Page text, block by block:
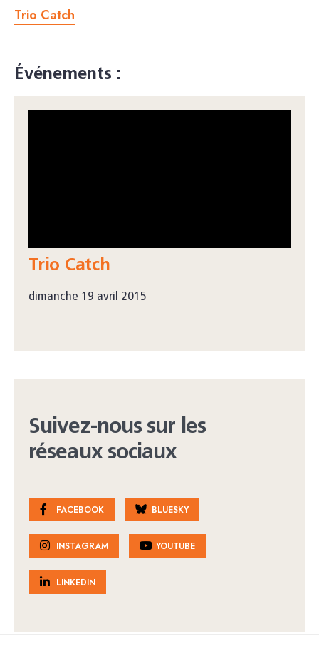
Trio Catch
Événements :
Trio Catch
dimanche 19 avril 2015
Suivez-nous sur les
réseaux sociaux
FACEBOOK BLUESKY
INSTAGRAM YOUTUBE
LINKEDIN